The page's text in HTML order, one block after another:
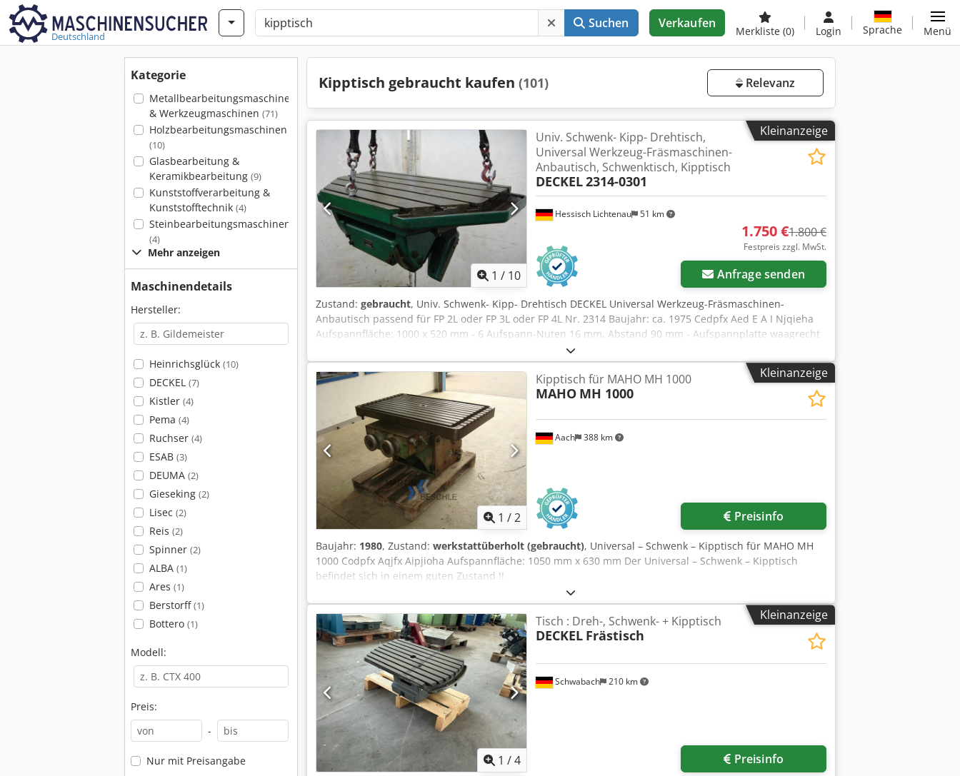
Deutschland
Suchen Verkaufen
Merkliste (0) Login Sprache Menü
Kategorie
Metallbearbeitungsmaschinen
& Werkzeugmaschinen (71)
Holzbearbeitungsmaschinen
(10)
Glasbearbeitung &
Keramikbearbeitung (9)
Kunststoffverarbeitung &
Kunststofftechnik (4)
Steinbearbeitungsmaschinen
(4)
Mehr anzeigen
Maschinendetails
Hersteller:
Heinrichsglück (10)
DECKEL (7)
Kistler (4)
Pema (4)
Ruchser (4)
ESAB (3)
DEUMA (2)
Gieseking (2)
Lisec (2)
Reis (2)
Spinner (2)
ALBA (1)
Ares (1)
Berstorff(1)
Bottero (1)
Modell:
Preis:
-
Nur mit Preisangabe
Kipptisch gebraucht kaufen (101) Relevanz
Kleinanzeige
1 / 10
Hessisch Lichtenau 51 km
Univ. Schwenk- Kipp- Drehtisch,
Universal Werkzeug-Fräsmaschinen-
Anbautisch, Schwenktisch, Kipptisch
DECKEL2314-0301
1.750 €1.800 €
Festpreis zzgl. MwSt.
Anfrage senden
Zustand: gebraucht, Univ. Schwenk- Kipp- Drehtisch DECKEL Universal Werkzeug-Fräsmaschinen-
Anbautisch passend für FP 2L oder FP 3L oder FP 4L Nr. 2314 Baujahr: ca. 1975 Cedpfx Aed E A I Njqieha
Aufspannfläche: 1000 x 520 mm - 6 Aufspann-Nuten 16 mm, Abstand 90 mm - Aufspannplatte waagrecht
nach rechts und links drehbar bis 45 Grad skaliert - von/zur Maschine kippbar +/- 15 Grad - schwenkbar
+/- 15 Grad - Schwenktisch, Kipptisch, Winkeltisch zulässige Belastung max. 1000kg Gewicht: 400kg guter
Zustand
Kleinanzeige
1 /2
Aach 388 km
Kipptisch für MAHO MH 1000
MAHO MH 1000
Preisinfo
Baujahr: 1980, Zustand: werkstattüberholt (gebraucht), Universal – Schwenk – Kipptisch für MAHO MH
1000 Codpfx Aqjfx Aipjioha Aufspannfläche: 1050 mm x 630 mm Der Universal – Schwenk – Kipptisch
befindet sich in einem guten Zustand !!
Kleinanzeige
1 /4
Schwabach 210 km
Tisch : Dreh-, Schwenk- + Kipptisch
DECKEL Frästisch
Preisinfo